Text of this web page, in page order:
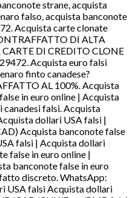
strane, acquista
falso, acquista banconote
Acquista carte clonate
DI ALTA
DI CREDITO CLONE
Acquista euro falsi
finto canadese?
AL 100%. Acquista
in euro online | Acquista
falsi. Acquista
dollari USA falsi |
Acquista banconote false
falsi | Acquista dollari
false in euro online |
banconote false in euro
discreto. WhatsApp:
USA falsi Acquista dollari